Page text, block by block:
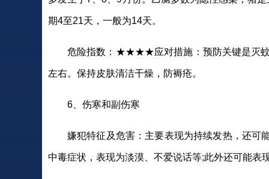
期4至21天，一般为14天。
危险指数：★★★★应对措施：预防关键是灭蚊
左右。保持皮肤清洁干燥，防褥疮。
6、伤寒和副伤寒
嫌犯特征及危害：主要表现为持续发热，还可
中毒症状，表现为淡漠、不爱说话等;此外还可能表